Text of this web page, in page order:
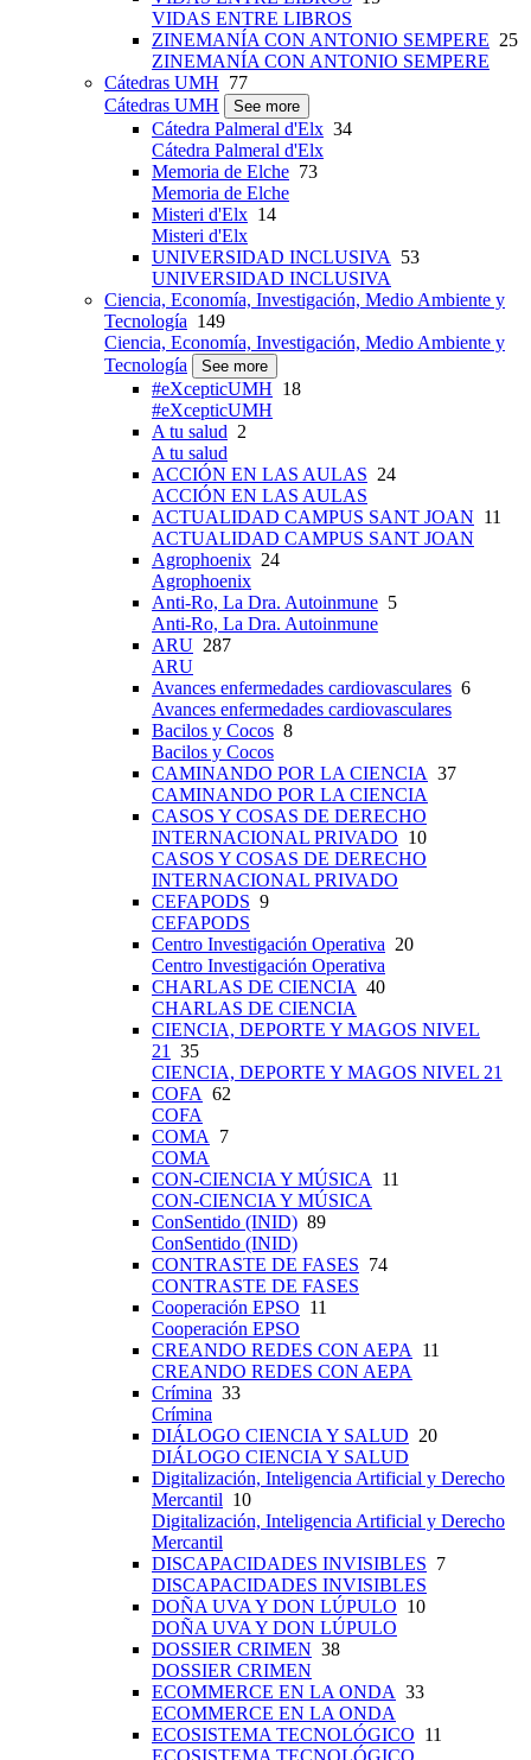
VIDAS ENTRE LIBROS
ZINEMANÍA CON ANTONIO SEMPERE 25
ZINEMANÍA CON ANTONIO SEMPERE
Cátedras UMH 77
Cátedras UMH
See more
Cátedra Palmeral d'Elx 34
Cátedra Palmeral d'Elx
Memoria de Elche 73
Memoria de Elche
Misteri d'Elx 14
Misteri d'Elx
UNIVERSIDAD INCLUSIVA
53
UNIVERSIDAD INCLUSIVA
Ciencia, Economía, Investigación, Medio Ambiente y
Tecnología 149
Ciencia, Economía, Investigación, Medio Ambiente y
Tecnología
See more
#eXcepticUMH 18
#eXcepticUMH
A tu salud 2
A tu salud
ACCIÓN EN LAS AULAS 24
ACCIÓN EN LAS AULAS
ACTUALIDAD CAMPUS SANT JOAN 11
ACTUALIDAD CAMPUS SANT JOAN
Agrophoenix 24
Agrophoenix
Anti-Ro, La Dra. Autoinmune 5
Anti-Ro, La Dra. Autoinmune
ARU 287
ARU
Avances enfermedades cardiovasculares 6
Avances enfermedades cardiovasculares
Bacilos y Cocos 8
Bacilos y Cocos
CAMINANDO POR LA CIENCIA 37
CAMINANDO POR LA CIENCIA
CASOS Y COSAS DE DERECHO
INTERNACIONAL PRIVADO 10
CASOS Y COSAS DE DERECHO
INTERNACIONAL PRIVADO
CEFAPODS 9
CEFAPODS
Centro Investigación Operativa 20
Centro Investigación Operativa
CHARLAS DE CIENCIA 40
CHARLAS DE CIENCIA
CIENCIA, DEPORTE Y MAGOS NIVEL
21
35
CIENCIA, DEPORTE Y MAGOS NIVEL 21
COFA 62
COFA
COMA
7
COMA
CON-CIENCIA Y MÚSICA
11
CON-CIENCIA Y MÚSICA
ConSentido (INID) 89
ConSentido (INID)
CONTRASTE DE FASES 74
CONTRASTE DE FASES
Cooperación EPSO 11
Cooperación EPSO
CREANDO REDES CON AEPA
11
CREANDO REDES CON AEPA
Crímina 33
Crímina
DIÁLOGO CIENCIA Y SALUD 20
DIÁLOGO CIENCIA Y SALUD
Digitalización, Inteligencia Artificial y Derecho
Mercantil 10
Digitalización, Inteligencia Artificial y Derecho
Mercantil
DISCAPACIDADES INVISIBLES 7
DISCAPACIDADES INVISIBLES
DOÑA UVA Y DON LÚPULO 10
DOÑA UVA Y DON LÚPULO
DOSSIER CRIMEN 38
DOSSIER CRIMEN
ECOMMERCE EN LA ONDA 33
ECOMMERCE EN LA ONDA
ECOSISTEMA TECNOLÓGICO 11